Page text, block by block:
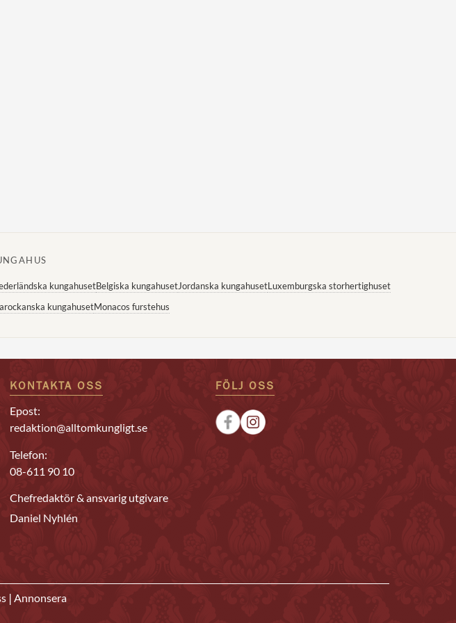
kungahusetBelgiska kungahusetJordanska kungahusetLuxemburgska storhertighuset
kungahusetMonacos furstehus
KONTAKTA OSS
Epost:
redaktion@alltomkungligt.se
Telefon:
08-611 90 10
Chefredaktör & ansvarig utgivare
Daniel Nyhlén
FÖLJ OSS
| Annonsera